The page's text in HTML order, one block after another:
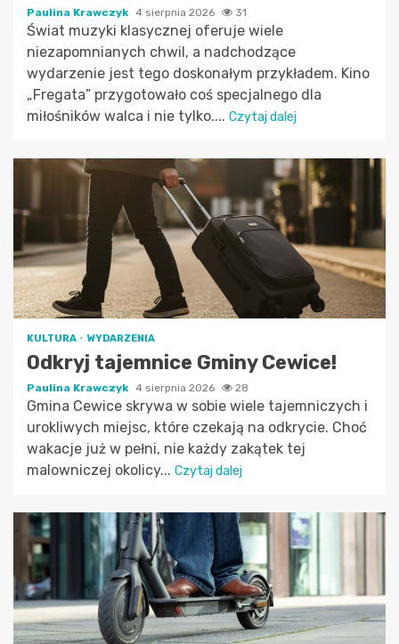
Paulina Krawczyk 4 sierpnia 2026 31
Świat muzyki klasycznej oferuje wiele
niezapomnianych chwil, a nadchodzące
wydarzenie jest tego doskonałym przykładem. Kino
„Fregata” przygotowało coś specjalnego dla
miłośników walca i nie tylko.... Czytaj dalej
KULTURA WYDARZENIA
Odkryj tajemnice Gminy Cewice!
Paulina Krawczyk 4 sierpnia 2026 28
Gmina Cewice skrywa w sobie wiele tajemniczych i
urokliwych miejsc, które czekają na odkrycie. Choć
wakacje już w pełni, nie każdy zakątek tej
malowniczej okolicy... Czytaj dalej